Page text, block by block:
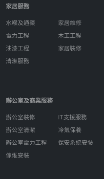
家居服務
水喉及通渠
電力工程
油漆工程
清潔服務
家居維修
木工工程
家居裝修
辦公室及商業服務
辦公室裝修
辦公室清潔
辦公室電力工程
傢俬安裝
IT支援服務
冷氣保養
保安系統安裝